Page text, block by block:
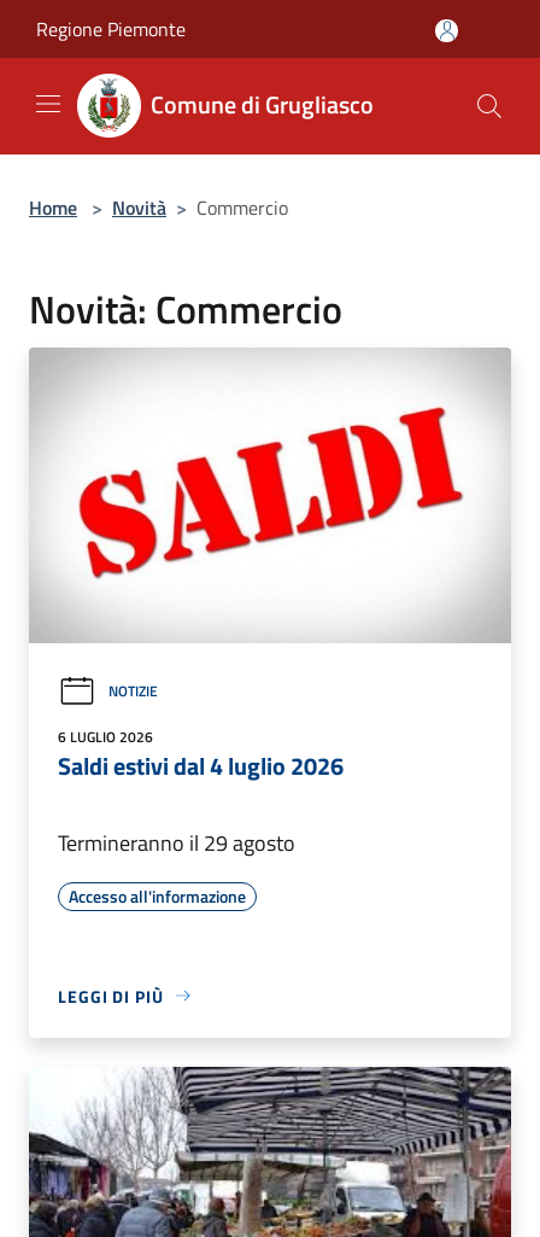
Regione Piemonte
Comune di Grugliasco
Home > Novità > Commercio
Novità: Commercio
NOTIZIE
6 LUGLIO 2026
Saldi estivi dal 4 luglio 2026
Termineranno il 29 agosto
Accesso all'informazione
LEGGI DI PIÙ